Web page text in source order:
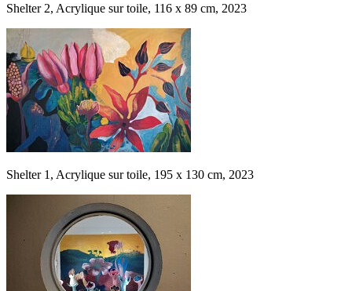
Shelter 2, Acrylique sur toile, 116 x 89 cm, 2023
Shelter 1, Acrylique sur toile, 195 x 130 cm, 2023